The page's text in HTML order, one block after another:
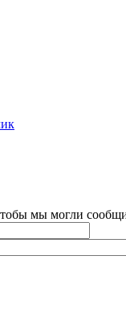
мы могли